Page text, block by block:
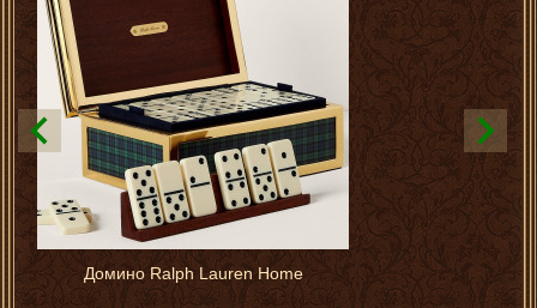
Домино Ralph Lauren Home